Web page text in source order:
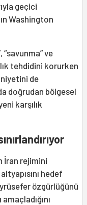
geçici
Washington
“savunma” ve
tehdidini korurken
niyetini de
doğrudan bölgesel
karşılık
İran rejimini
hedef
özgürlüğünü